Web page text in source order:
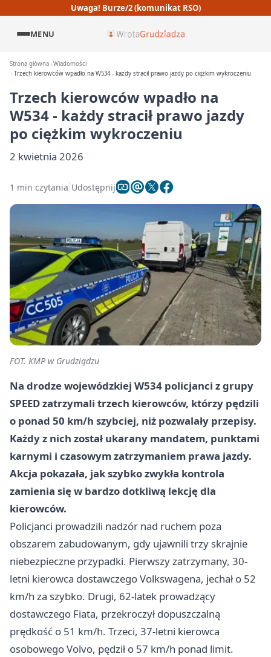
Uwaga! Burze/2 (komunikat RSO)
MENU
Strona główna Wiadomości
Trzech kierowców wpadło na W534 - każdy stracił prawo jazdy po ciężkim wykroczeniu
Trzech kierowców wpadło na
W534 - każdy stracił prawo jazdy
po ciężkim wykroczeniu
2 kwietnia 2026
1 min czytania Udostępnij
FOT. KMP w Grudziądzu
Na drodze wojewódzkiej W534 policjanci z grupy
SPEED zatrzymali trzech kierowców, którzy pędzili
o ponad 50 km/h szybciej, niż pozwalały przepisy.
Każdy z nich został ukarany mandatem, punktami
karnymi i czasowym zatrzymaniem prawa jazdy.
Akcja pokazała, jak szybko zwykła kontrola
zamienia się w bardzo dotkliwą lekcję dla
kierowców.
Policjanci prowadzili nadzór nad ruchem poza
obszarem zabudowanym, gdy ujawnili trzy skrajnie
niebezpieczne przypadki. Pierwszy zatrzymany, 30-
letni kierowca dostawczego Volkswagena, jechał o 52
km/h za szybko. Drugi, 62-latek prowadzący
dostawczego Fiata, przekroczył dopuszczalną
prędkość o 51 km/h. Trzeci, 37-letni kierowca
osobowego Volvo, pędził o 57 km/h ponad limit.